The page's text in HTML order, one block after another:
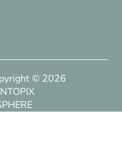
© 2026